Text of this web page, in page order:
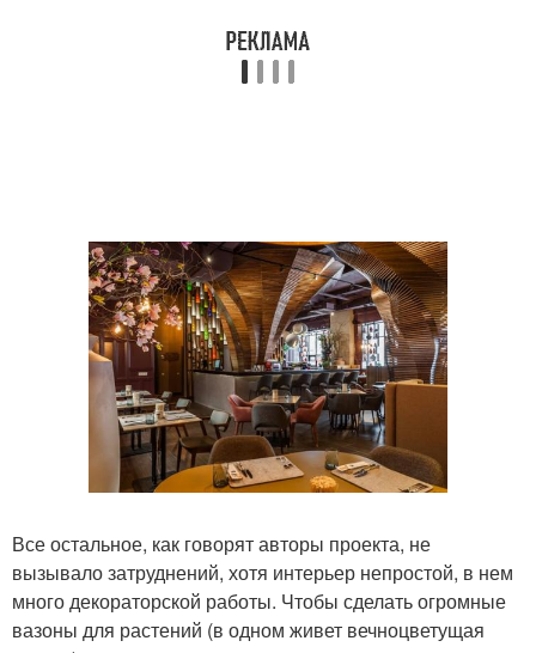
Все остальное, как говорят авторы проекта, не
вызывало затруднений, хотя интерьер непростой, в нем
много декораторской работы. Чтобы сделать огромные
вазоны для растений (в одном живет вечноцветущая